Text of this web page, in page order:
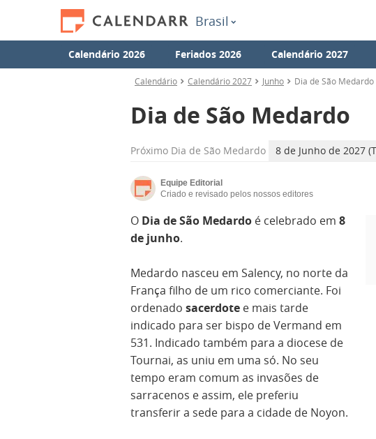
Brasil
Calendário 2026 Feriados 2026 Calendário 2027
Calendário Calendário 2027 Junho Dia de São Medardo
Dia de São Medardo
Próximo Dia de São Medardo 8 de Junho de 2027
Equipe Editorial
Criado e revisado pelos nossos editores
O Dia de São Medardo é celebrado em 8
de junho.
Medardo nasceu em Salency, no norte da
França filho de um rico comerciante. Foi
ordenado sacerdote e mais tarde
indicado para ser bispo de Vermand em
531. Indicado também para a diocese de
Tournai, as uniu em uma só. No seu
tempo eram comum as invasões de
sarracenos e assim, ele preferiu
transferir a sede para a cidade de Noyon.